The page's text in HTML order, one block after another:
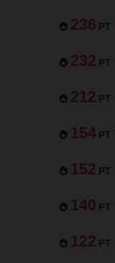
236 PT
232 PT
212 PT
154 PT
152 PT
140 PT
122 PT